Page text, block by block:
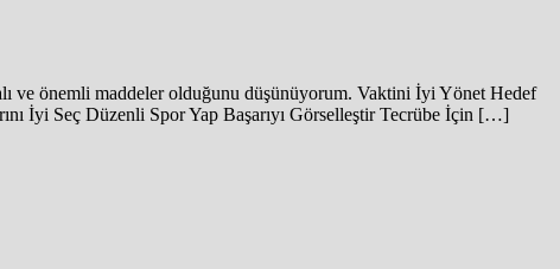
ve önemli maddeler olduğunu düşünüyorum. Vaktini İyi Yönet Hedef
İyi Seç Düzenli Spor Yap Başarıyı Görselleştir Tecrübe İçin […]